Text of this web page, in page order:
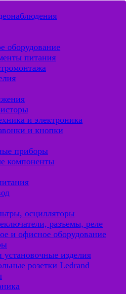
оборудование
питания
и электроника
и кнопки
приборы
компоненты
осцилляторы
разъемы, реле
и офисное оборудование
изделия
розетки Ledrand